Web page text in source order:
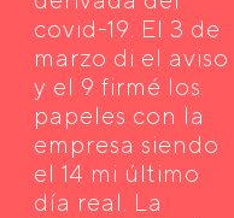
covid-19. El 3 de
marzo di el aviso
y el 9 firmé los
papeles con la
empresa siendo
el 14 mi último
día real. La